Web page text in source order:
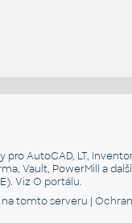
AutoCAD, LT,
Vault, PowerMill a
VizO portálu.
na tomto serveru |